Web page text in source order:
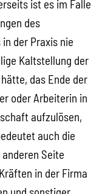
ist es im Falle
des
der Praxis nie
Kaltstellung der
das Ende der
oder Arbeiterin in
aufzulösen,
auch die
Seite
in der Firma